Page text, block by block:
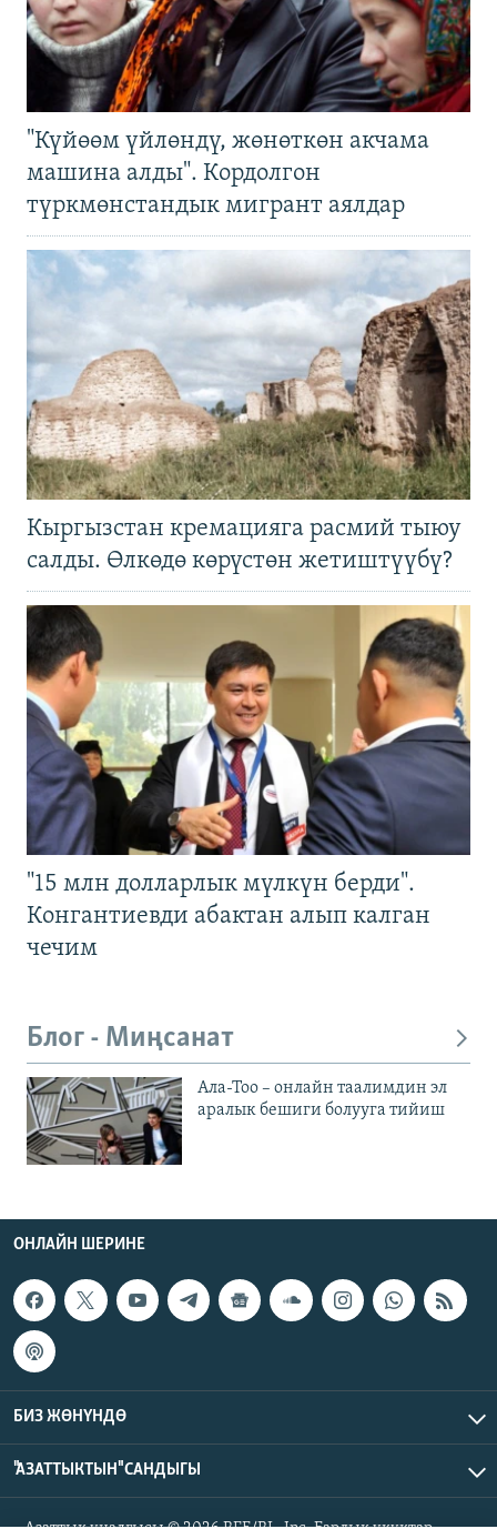
"Күйөөм үйлөндү, жөнөткөн акчама
машина алды". Кордолгон
түркмөнстандык мигрант аялдар
Кыргызстан кремацияга расмий тыюу
салды. Өлкөдө көрүстөн жетиштүүбү?
"15 млн долларлык мүлкүн берди".
Конгантиевди абактан алып калган
чечим
Блог - Миңсанат
Ала-Тоо – онлайн таалимдин эл
аралык бешиги болууга тийиш
ОНЛАЙН ШЕРИНЕ
БИЗ ЖӨНҮНДӨ
"АЗАТТЫКТЫН" САНДЫГЫ